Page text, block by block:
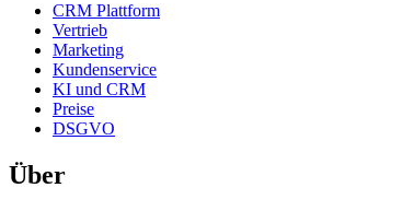
CRM Plattform
Vertrieb
Marketing
Kundenservice
KI und CRM
Preise
DSGVO
Über